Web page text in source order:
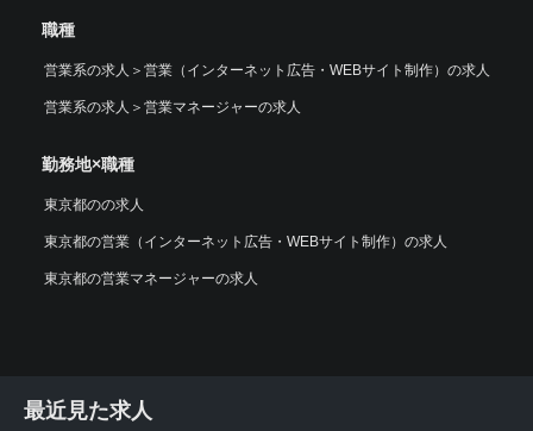
職種
営業系の求人 ＞ 営業（インターネット広告・WEBサイト制作）の求人
営業系の求人 ＞ 営業マネージャーの求人
勤務地×職種
東京都のの求人
東京都の営業（インターネット広告・WEBサイト制作）の求人
東京都の営業マネージャーの求人
最近見た求人